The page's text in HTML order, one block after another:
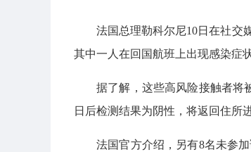
法国总理勒科尔尼10日在社交
其中一人在回国航班上出现感染症
据了解，这些高风险接触者将
日后检测结果为阴性，将返回住所
法国官方介绍，另有8名未参